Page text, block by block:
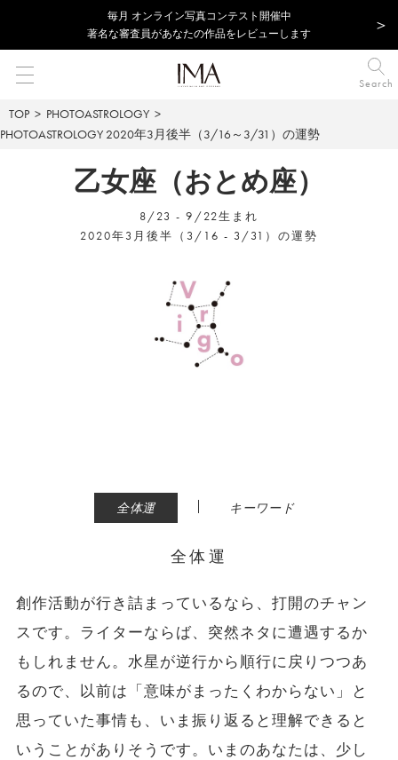
毎⽉ オンライン写真コンテスト開催中
著名な審査員があなたの作品をレビューします
Search
TOP
PHOTOASTROLOGY
PHOTOASTROLOGY 2020年3月後半（3/16～3/31）の運勢
乙女座（おとめ座）
8/23 - 9/22生まれ
2020年3月後半（3/16 - 3/31）の運勢
全体運 | キーワード
全体運
創作活動が行き詰まっているなら、打開のチャン
スです。ライターならば、突然ネタに遭遇するか
もしれません。水星が逆行から順行に戻りつつあ
るので、以前は「意味がまったくわからない」と
思っていた事情も、いま振り返ると理解できると
いうことがありそうです。いまのあなたは、少し